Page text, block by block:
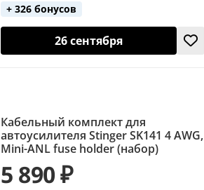
+ 326 бонусов
26 сентября
Кабельный комплект для
автоусилителя Stinger SK141 4 AWG,
Mini-ANL fuse holder (набор)
5 890 ₽